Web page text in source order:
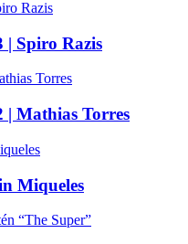
| Spiro Razis
| Mathias Torres
Miqueles